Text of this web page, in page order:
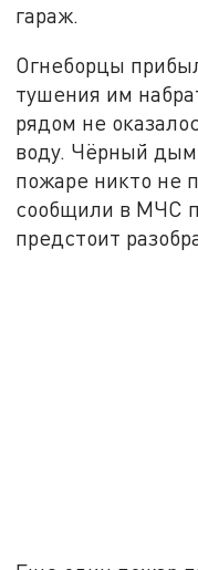
гараж.
Огнеборцы
тушения им
рядом не
воду. Чёрный
пожаре никто не
сообщили в МЧС
предстоит